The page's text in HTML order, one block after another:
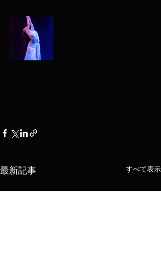
最新記事 すべて表示